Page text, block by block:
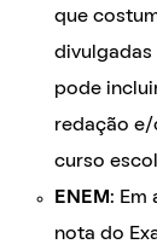
que
divulgadas
pode
redação e/
curso
ENEM : Em
nota do